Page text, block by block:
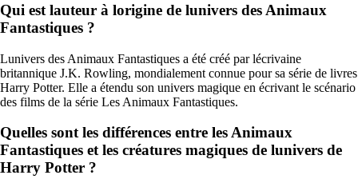
Qui est lauteur à lorigine de lunivers des Animaux
Fantastiques ?
Lunivers des Animaux Fantastiques a été créé par lécrivaine
britannique J.K. Rowling, mondialement connue pour sa série de livres
Harry Potter. Elle a étendu son univers magique en écrivant le scénario
des films de la série Les Animaux Fantastiques.
Quelles sont les différences entre les Animaux
Fantastiques et les créatures magiques de lunivers de
Harry Potter ?